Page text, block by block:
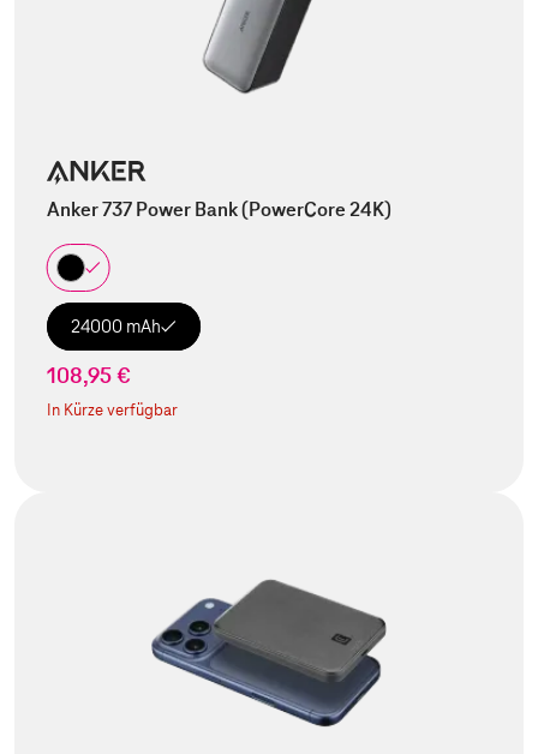
Anker 737 Power Bank (PowerCore 24K)
24000 mAh
108,95 €
In Kürze verfügbar